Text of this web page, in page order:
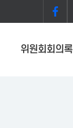
위원회회의록